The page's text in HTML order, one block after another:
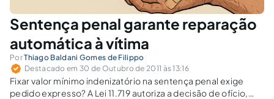
Sentença penal garante reparação
automática à vítima
PorThiago Baldani Gomes de Filippo
Destacado em 30 de Outubro de 2011 às 13:16
Fixar valor mínimo indenizatório na sentença penal exige
pedido expresso? A Lei 11.719 autoriza a decisão de ofício,